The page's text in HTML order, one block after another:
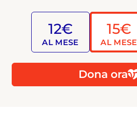
12€
AL MESE
15€
AL MESE
Dona ora